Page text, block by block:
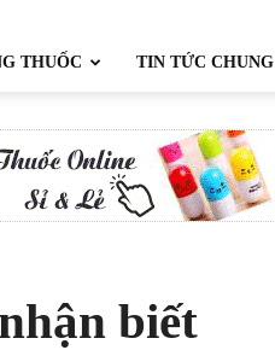
THUỐC TIN TỨC CHUNG
biết